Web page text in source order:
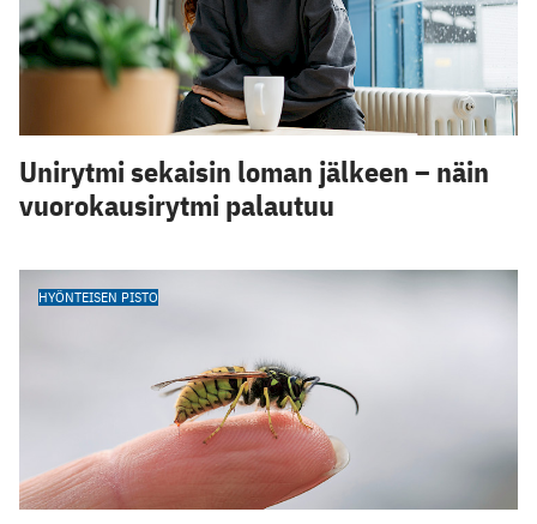
Unirytmi sekaisin loman jälkeen – näin
vuorokausirytmi palautuu
HYÖNTEISEN PISTO